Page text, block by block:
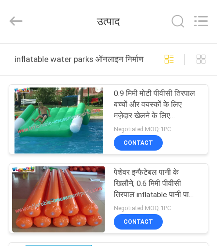
उत्पादों
वीडियो
हमारे
बारे
कारखाना
भ्रमण
Limited.
उत्पाद
inflatable water parks ऑनलाइन निर्माण
0.9 मिमी मोटी पीवीसी तिरपाल
बच्चों और वयस्कों के लिए
मज़ेदार खेलने के लिए
Inflatable वॉटर पार्क खिलौने
Negotiated MOQ:1PC
CONTACT
पेशेवर इन्फैटेबल पानी के
खिलौने, 0.6 मिमी पीवीसी
तिरपाल inflatable पानी पार्क
लॉग खेल
Negotiated MOQ:1PC
CONTACT